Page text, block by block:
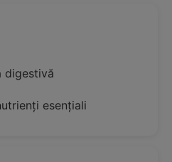
digestivă
esențiali